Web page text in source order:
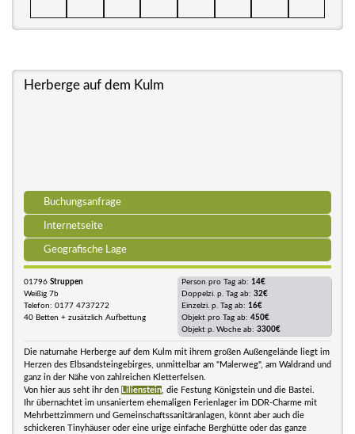
Herberge auf dem Kulm
Buchungsanfrage
Internetseite
Geografische Lage
01796 Struppen
Weißig 7b
Telefon: 0177 4737272
40 Betten + zusätzlich Aufbettung
Person pro Tag ab: 14€
Doppelzi. p. Tag ab: 32€
Einzelzi. p. Tag ab: 16€
Objekt pro Tag ab: 450€
Objekt p. Woche ab: 3300€
Die naturnahe Herberge auf dem Kulm mit ihrem großen Außengelände liegt im
Herzen des Elbsandsteingebirges, unmittelbar am "Malerweg", am Waldrand und
ganz in der Nähe von zahlreichen Kletterfelsen.
Von hier aus seht ihr den Lilienstein , die Festung Königstein und die Bastei.
Ihr übernachtet im unsaniertem ehemaligen Ferienlager im DDR-Charme mit
Mehrbettzimmern und Gemeinschaftssanitäranlagen, könnt aber auch die
schickeren Tinyhäuser oder eine urige einfache Berghütte oder das ganze